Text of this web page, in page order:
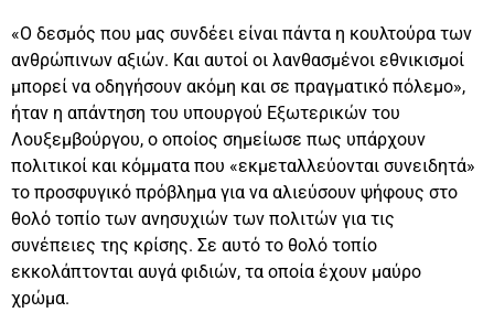
«Ο δεσμός που μας συνδέει είναι πάντα η κουλτούρα των
ανθρώπινων αξιών. Και αυτοί οι λανθασμένοι εθνικισμοί
μπορεί να οδηγήσουν ακόμη και σε πραγματικό πόλεμο»,
ήταν η απάντηση του υπουργού Εξωτερικών του
Λουξεμβούργου, ο οποίος σημείωσε πως υπάρχουν
πολιτικοί και κόμματα που «εκμεταλλεύονται συνειδητά»
το προσφυγικό πρόβλημα για να αλιεύσουν ψήφους στο
θολό τοπίο των ανησυχιών των πολιτών για τις
συνέπειες της κρίσης. Σε αυτό το θολό τοπίο
εκκολάπτονται αυγά φιδιών, τα οποία έχουν μαύρο
χρώμα.